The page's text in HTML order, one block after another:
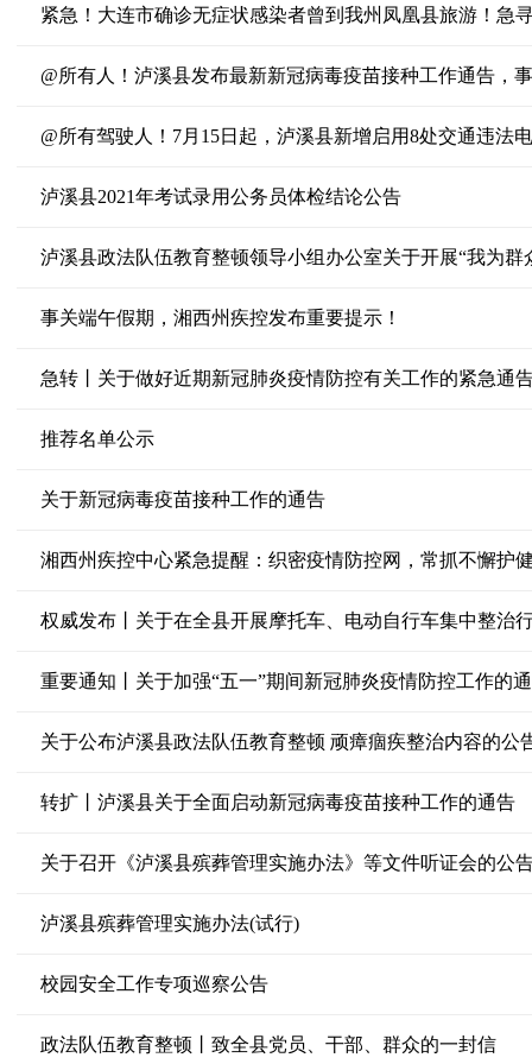
紧急！大连市确诊无症状感染者曾到我州凤凰县旅游！急
@所有人！泸溪县发布最新新冠病毒疫苗接种工作通告，
@所有驾驶人！7月15日起，泸溪县新增启用8处交通违法
泸溪县2021年考试录用公务员体检结论公告
泸溪县政法队伍教育整顿领导小组办公室关于开展“我为群
事关端午假期，湘西州疾控发布重要提示！
急转丨关于做好近期新冠肺炎疫情防控有关工作的紧急通
推荐名单公示
关于新冠病毒疫苗接种工作的通告
湘西州疾控中心紧急提醒：织密疫情防控网，常抓不懈护
权威发布丨关于在全县开展摩托车、电动自行车集中整治
重要通知丨关于加强“五一”期间新冠肺炎疫情防控工作的
关于公布泸溪县政法队伍教育整顿 顽瘴痼疾整治内容的公
转扩丨泸溪县关于全面启动新冠病毒疫苗接种工作的通告
关于召开《泸溪县殡葬管理实施办法》等文件听证会的公
泸溪县殡葬管理实施办法(试行)
校园安全工作专项巡察公告
政法队伍教育整顿丨致全县党员、干部、群众的一封信